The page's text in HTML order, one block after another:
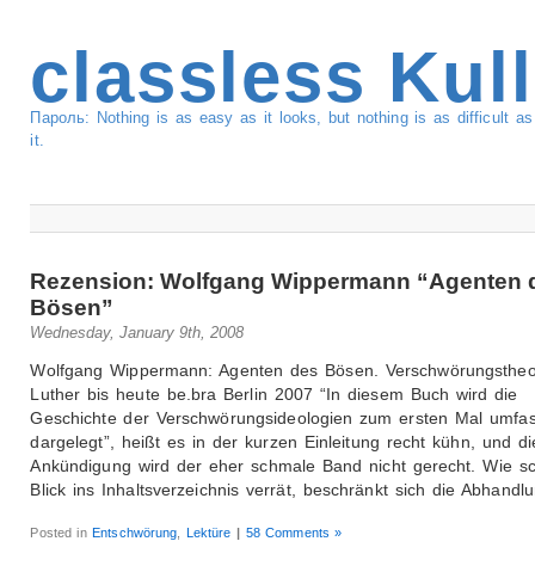
classless
Пароль: Nothing is as easy as it looks, but nothing is as difficult
it.
Rezension: Wolfgang Wippermann “Agenten
Bösen”
Wednesday, January 9th, 2008
Wolfgang Wippermann: Agenten des Bösen.
Luther bis heute be.bra Berlin 2007 “In diesem Buch wird die
Geschichte der Verschwörungsideologien zum ersten Mal
dargelegt”, heißt es in der kurzen Einleitung recht kühn, und
Ankündigung wird der eher schmale Band nicht gerecht. Wie
Blick ins Inhaltsverzeichnis verrät, beschränkt sich die
Posted inEntschwörung Lektüre | 58 Comments »